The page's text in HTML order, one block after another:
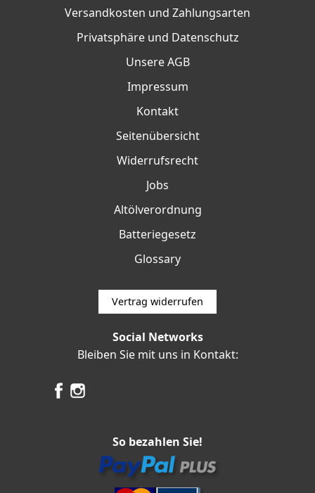
Versandkosten und Zahlungsarten
Privatsphäre und Datenschutz
Unsere AGB
Impressum
Kontakt
Seitenübersicht
Widerrufsrecht
Jobs
Altölverordnung
Batteriegesetz
Glossary
Vertrag widerrufen
Social Networks
Bleiben Sie mit uns in Kontakt:
So bezahlen Sie!